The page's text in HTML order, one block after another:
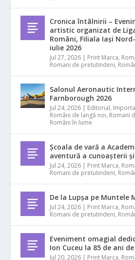
Cronica întâlnirii –
artistic organizat de
Români, Filiala Iași
iulie 2026
Jul 27, 2026 | Print Marca,
Romani de pretutindeni,
Salonul Aeronautic
Farnborough 2026
Jul 24, 2026 | Editorial,
Români de langă noi, Romani
Români în lume
Școala de vară a
aventură a cunoașterii
Jul 24, 2026 | Print Marca,
Romani de pretutindeni,
De la Lupșa pe Muntele
Jul 24, 2026 | Print Marca,
Romani de pretutindeni,
Eveniment omagial
Ion Cuceu la 85 de ani
Jul 20, 2026 | Print Marca,